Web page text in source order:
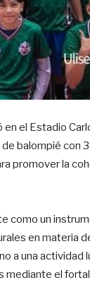
el Estadio
balompié con
promover la
como un
en materia
a una actividad
mediante el